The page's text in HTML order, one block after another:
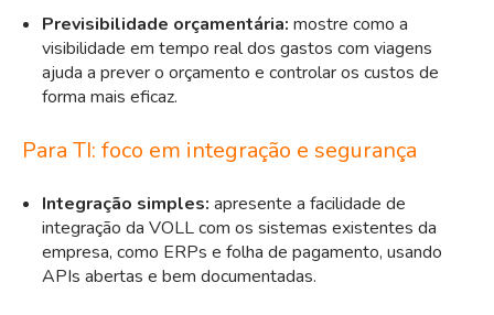
Previsibilidade orçamentária: mostre como a
visibilidade em tempo real dos gastos com viagens
ajuda a prever o orçamento e controlar os custos de
forma mais eficaz.
Para TI: foco em integração e segurança
Integração simples: apresente a facilidade de
integração da VOLL com os sistemas existentes da
empresa, como ERPs e folha de pagamento, usando
APIs abertas e bem documentadas.